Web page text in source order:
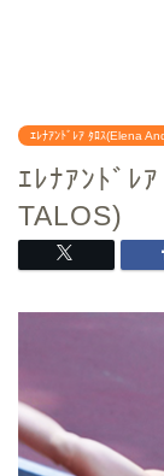
ｴﾚﾅｱﾝﾄﾞﾚｱ ﾀﾛｽ(Elena
ｴﾚﾅｱﾝﾄﾞﾚ
TALOS)